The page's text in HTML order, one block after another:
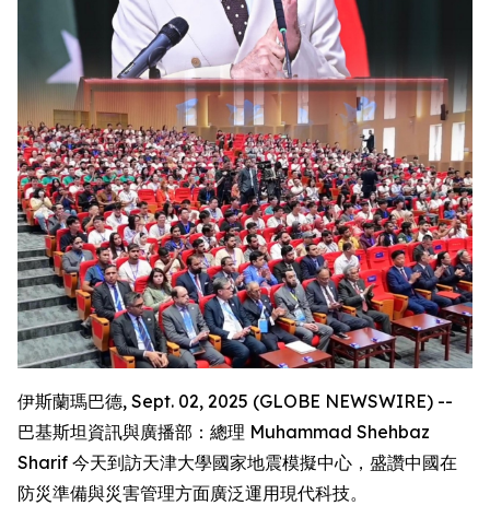
伊斯蘭瑪巴德, Sept. 02, 2025 (GLOBE NEWSWIRE) --
巴基斯坦資訊與廣播部：總理 Muhammad Shehbaz
Sharif 今天到訪天津大學國家地震模擬中心，盛讚中國在
防災準備與災害管理方面廣泛運用現代科技。